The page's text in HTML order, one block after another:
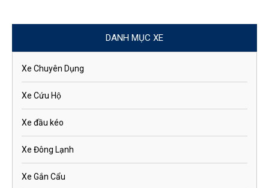
DANH MỤC XE
Xe Chuyên Dụng
Xe Cứu Hộ
Xe đầu kéo
Xe Đông Lạnh
Xe Gắn Cẩu